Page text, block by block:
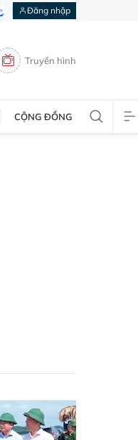
Đăng nhập
Truyền hình
CỘNG ĐỒNG